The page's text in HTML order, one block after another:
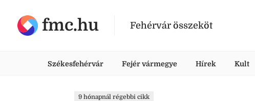
fmc.hu Fehérvár összeköt
Székesfehérvár Fejér vármegye Hírek Kult
9 hónapnál régebbi cikk